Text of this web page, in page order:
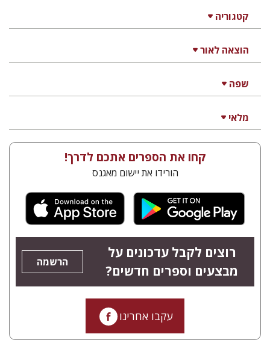
קטגוריה
הוצאה לאור
שפה
מלאי
קחו את הספרים אתכם לדרך!
הורידו את יישום מאגנס
רוצים לקבל עדכונים על
מבצעים וספרים חדשים?
הרשמה
עקבו אחרינו